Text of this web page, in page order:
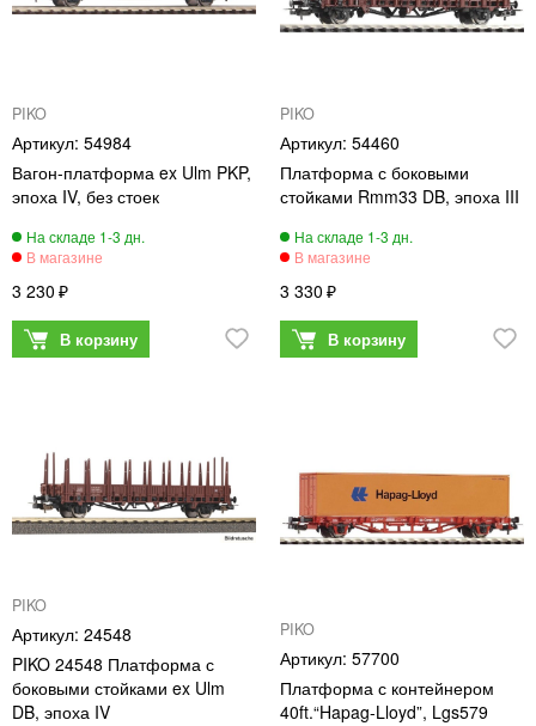
PIKO
54984
Вагон-платформа ex Ulm PKP,
эпоха IV, без стоек
3 230
PIKO
54460
Платформа с боковыми
стойками Rmm33 DB, эпоха III
3 330
PIKO
24548
PIKO 24548 Платформа с
боковыми стойками ex Ulm
DB, эпоха IV
PIKO
57700
Платформа с контейнером
40ft.“Hapag-Lloyd”, Lgs579